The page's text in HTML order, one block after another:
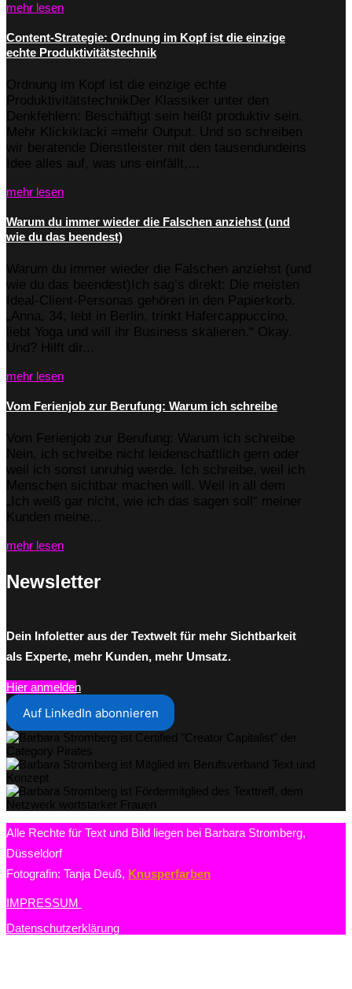
mehr lesen
Content-Strategie: Ordnung im Kopf ist die einzige
echte Produktivitätstechnik
Ordnung im Kopf ist die einzige echte
ProduktivitätstechnikDer Klassiker unter den
Denkfehlern: Beschäftigt sein heißt produktiv sein.
Mehr Klickiklacki =mehr Output. Und so schreiben
wir beratende Dienstleister mit den tausendundeins
Idee alles auf, was uns einfällt,...
mehr lesen
Warum du immer wieder die Falschen anziehst (und
wie du das beendest)
Warum du immer wieder die Falschen anziehst (und
wie du das beendest)Ich sag’s direkt: Die meisten
Ideal-Client-Personas gehören in den Papierkorb.
„Anna, 34, lebt in Berlin, trinkt Hafercappuccino,
liebt Yoga und will ihr Business skalieren.“ Okay.
Und? Hilft dir...
mehr lesen
Vom Ferienjob zur Berufung: Warum ich schreibe
Vom Ferienjob zur Berufung: Warum ich schreibe
Nein, ich schreibe nicht leidenschaftlich gern oder
weil ich sonst unruhig werde. Ich schreibe, weil ich
Menschen sichtbar machen will. Weil in all dem
„Ich weiß gar nicht, wie ich das sagen soll“ meiner
Kunden meine...
mehr lesen
Newsletter
Dein Infoletter aus der Textwelt für mehr Sichtbarkeit
als Experte, mehr Kunden, mehr Umsatz.
Hier anmelden
Auf LinkedIn abonnieren
Alle Rechte für Text und Bild liegen bei Barbara Stromberg,
Düsseldorf
Fotografin: Tanja Deuß, Knusperfarben
IMPRESSUM
Datenschutzerklärung